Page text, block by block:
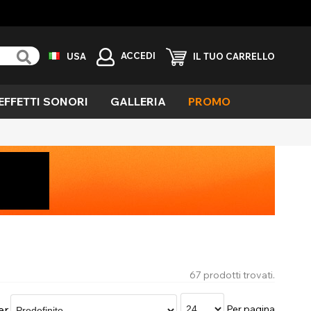
USA ACCEDI IL TUO CARRELLO
SONORI GALLERIA PROMO
67 prodotti trovati.